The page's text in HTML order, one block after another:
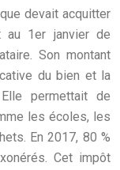
devait acquitter
au 1er janvier de
Son montant
du bien et la
permettait de
les écoles, les
En 2017, 80 %
Cet impôt